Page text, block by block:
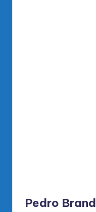
Pedro Brand